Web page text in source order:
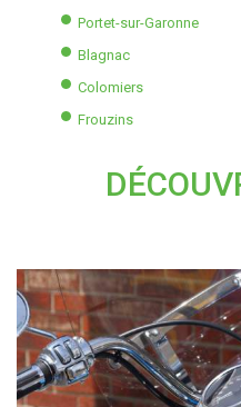
Portet-sur-Garonne
Blagnac
Colomiers
Frouzins